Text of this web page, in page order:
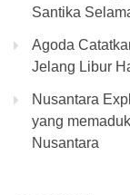
Santika
Agoda
Jelang Libur
Nusantara
yang
Nusantara